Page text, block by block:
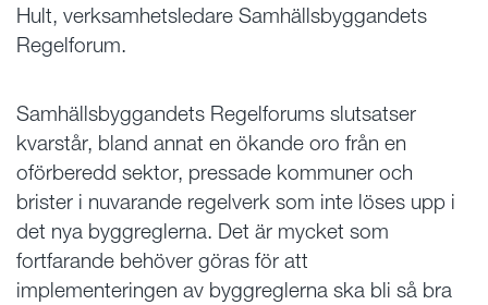
Hult, verksamhetsledare Samhällsbyggandets
Regelforum.
Samhällsbyggandets Regelforums slutsatser
kvarstår, bland annat en ökande oro från en
oförberedd sektor, pressade kommuner och
brister i nuvarande regelverk som inte löses upp i
det nya byggreglerna. Det är mycket som
fortfarande behöver göras för att
implementeringen av byggreglerna ska bli så bra